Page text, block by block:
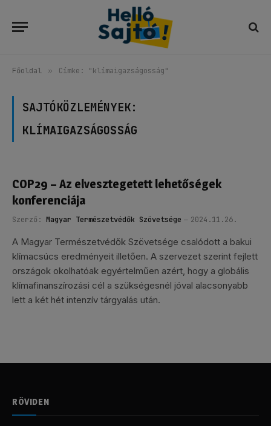
Főoldal » Címke: "klímaigazságosság"
SAJTÓKÖZLEMÉNYEK:
KLÍMAIGAZSÁGOSSÁG
COP29 – Az elvesztegetett lehetőségek
konferenciája
Szerző: Magyar Természetvédők Szövetsége 2024.11.26.
A Magyar Természetvédők Szövetsége csalódott a bakui
klímacsúcs eredményeit illetően. A szervezet szerint fejlett
országok okolhatóak egyértelműen azért, hogy a globális
klímafinanszírozási cél a szükségesnél jóval alacsonyabb
lett a két hét intenzív tárgyalás után.
RÖVIDEN